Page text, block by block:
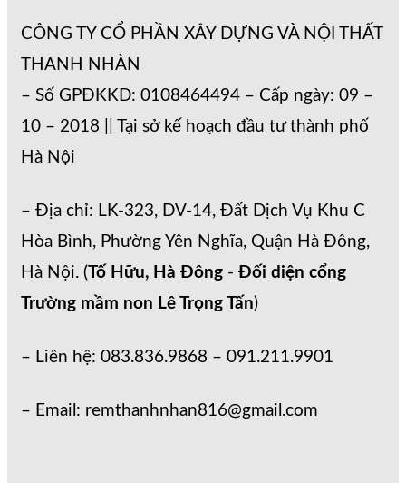
CÔNG TY CỔ PHẦN XÂY DỰNG VÀ NỘI THẤT
THANH NHÀN
– Số GPĐKKD: 0108464494 – Cấp ngày: 09 –
10 – 2018 || Tại sở kế hoạch đầu tư thành phố
Hà Nội
– Địa chỉ: LK-323, DV-14, Đất Dịch Vụ Khu C
Hòa Bình, Phường Yên Nghĩa, Quận Hà Đông,
Hà Nội. (Tố Hữu, Hà Đông - Đối diện cổng
Trường mầm non Lê Trọng Tấn)
– Liên hệ: 083.836.9868 – 091.211.9901
– Email: remthanhnhan816@gmail.com